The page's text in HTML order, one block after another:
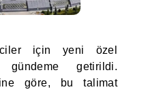
için yeni özel
gündeme getirildi.
göre, bu talimat